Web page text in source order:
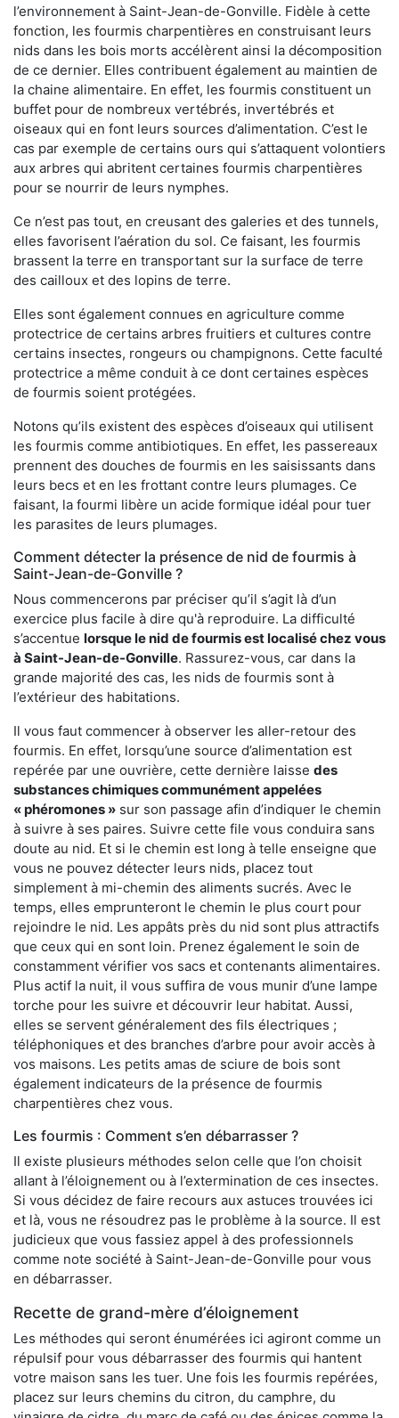
l’environnement à Saint-Jean-de-Gonville. Fidèle à cette
fonction, les fourmis charpentières en construisant leurs
nids dans les bois morts accélèrent ainsi la décomposition
de ce dernier. Elles contribuent également au maintien de
la chaine alimentaire. En effet, les fourmis constituent un
buffet pour de nombreux vertébrés, invertébrés et
oiseaux qui en font leurs sources d’alimentation. C’est le
cas par exemple de certains ours qui s’attaquent volontiers
aux arbres qui abritent certaines fourmis charpentières
pour se nourrir de leurs nymphes.
Ce n’est pas tout, en creusant des galeries et des tunnels,
elles favorisent l’aération du sol. Ce faisant, les fourmis
brassent la terre en transportant sur la surface de terre
des cailloux et des lopins de terre.
Elles sont également connues en agriculture comme
protectrice de certains arbres fruitiers et cultures contre
certains insectes, rongeurs ou champignons. Cette faculté
protectrice a même conduit à ce dont certaines espèces
de fourmis soient protégées.
Notons qu’ils existent des espèces d’oiseaux qui utilisent
les fourmis comme antibiotiques. En effet, les passereaux
prennent des douches de fourmis en les saisissants dans
leurs becs et en les frottant contre leurs plumages. Ce
faisant, la fourmi libère un acide formique idéal pour tuer
les parasites de leurs plumages.
Comment détecter la présence de nid de fourmis à
Saint-Jean-de-Gonville ?
Nous commencerons par préciser qu’il s’agit là d’un
exercice plus facile à dire qu'à reproduire. La difficulté
s’accentue lorsque le nid de fourmis est localisé chez vous
à Saint-Jean-de-Gonville. Rassurez-vous, car dans la
grande majorité des cas, les nids de fourmis sont à
l’extérieur des habitations.
Il vous faut commencer à observer les aller-retour des
fourmis. En effet, lorsqu’une source d’alimentation est
repérée par une ouvrière, cette dernière laisse des
substances chimiques communément appelées
« phéromones » sur son passage afin d’indiquer le chemin
à suivre à ses paires. Suivre cette file vous conduira sans
doute au nid. Et si le chemin est long à telle enseigne que
vous ne pouvez détecter leurs nids, placez tout
simplement à mi-chemin des aliments sucrés. Avec le
temps, elles emprunteront le chemin le plus court pour
rejoindre le nid. Les appâts près du nid sont plus attractifs
que ceux qui en sont loin. Prenez également le soin de
constamment vérifier vos sacs et contenants alimentaires.
Plus actif la nuit, il vous suffira de vous munir d’une lampe
torche pour les suivre et découvrir leur habitat. Aussi,
elles se servent généralement des fils électriques ;
téléphoniques et des branches d’arbre pour avoir accès à
vos maisons. Les petits amas de sciure de bois sont
également indicateurs de la présence de fourmis
charpentières chez vous.
Les fourmis : Comment s’en débarrasser ?
Il existe plusieurs méthodes selon celle que l’on choisit
allant à l’éloignement ou à l’extermination de ces insectes.
Si vous décidez de faire recours aux astuces trouvées ici
et là, vous ne résoudrez pas le problème à la source. Il est
judicieux que vous fassiez appel à des professionnels
comme note société à Saint-Jean-de-Gonville pour vous
en débarrasser.
Recette de grand-mère d’éloignement
Les méthodes qui seront énumérées ici agiront comme un
répulsif pour vous débarrasser des fourmis qui hantent
votre maison sans les tuer. Une fois les fourmis repérées,
placez sur leurs chemins du citron, du camphre, du